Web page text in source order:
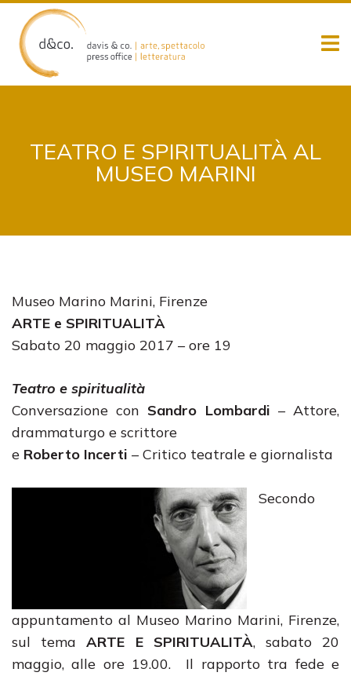
content
TEATRO E SPIRITUALITÀ AL
MUSEO MARINI
Museo Marino Marini, Firenze
ARTE e SPIRITUALITÀ
Sabato 20 maggio 2017 – ore 19
Teatro e spiritualità
Conversazione con Sandro Lombardi – Attore,
drammaturgo e scrittore
e Roberto Incerti – Critico teatrale e giornalista
Secondo
appuntamento al Museo Marino Marini, Firenze,
sul temaARTE E SPIRITUALITÀ, sabato 20
maggio, alle ore 19.00. Il rapporto tra fede e